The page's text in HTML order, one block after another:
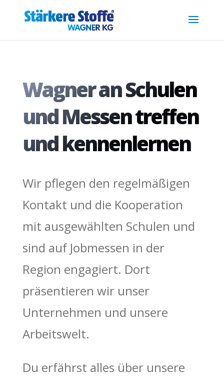
Wagner an Schulen
und Messen treffen
und kennenlernen
Wir pflegen den regelmäßigen
Kontakt und die Kooperation
mit ausgewählten Schulen und
sind auf Jobmessen in der
Region engagiert. Dort
präsentieren wir unser
Unternehmen und unsere
Arbeitswelt.
Du erfährst alles über unsere